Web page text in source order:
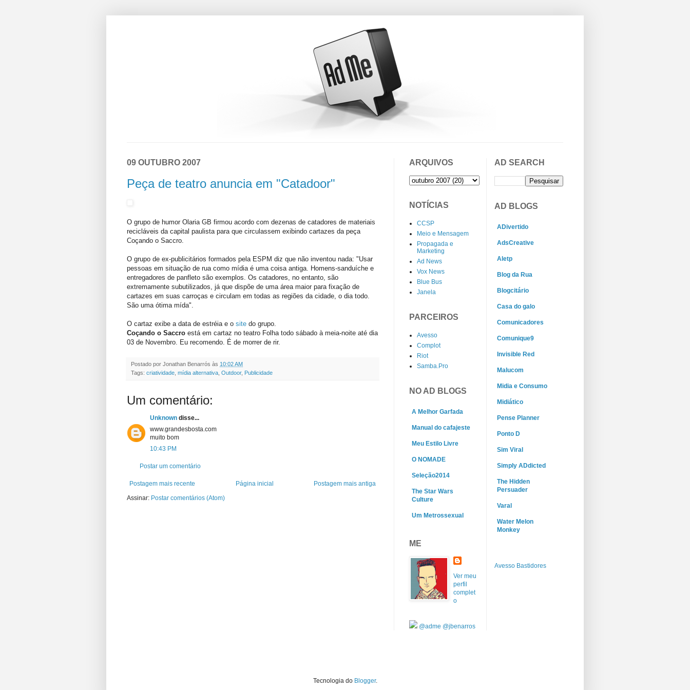
09 OUTUBRO 2007
Peça de teatro anuncia em "Catadoor"
O grupo de humor Olaria GB firmou acordo com dezenas de catadores de materiais
recicláveis da capital paulista para que circulassem exibindo cartazes da peça
Coçando o Saccro.
O grupo de ex-publicitários formados pela ESPM diz que não inventou nada: "Usar
pessoas em situação de rua como mídia é uma coisa antiga. Homens-sanduíche e
entregadores de panfleto são exemplos. Os catadores, no entanto, são
extremamente subutilizados, já que dispõe de uma área maior para fixação de
cartazes em suas carroças e circulam em todas as regiões da cidade, o dia todo.
São uma ótima mída".
O cartaz exibe a data de estréia e o site do grupo.
Coçando o Saccro está em cartaz no teatro Folha todo sábado à meia-noite até dia
03 de Novembro. Eu recomendo. É de morrer de rir.
Postado por Jonathan Benarrós às 10:02 AM
Tags: criatividade mídia alternativa Outdoor, Publicidade
Um comentário:
Unknown disse...
www.grandesbosta.com
muito bom
10:43 PM
Postar um comentário
Postagem mais recente Postagem mais antiga
Página inicial
Assinar: Postar comentários (Atom)
ARQUIVOS
NOTÍCIAS
CCSP
Meio e Mensagem
Propagada e
Marketing
Ad News
Vox News
Blue Bus
Janela
PARCEIROS
Avesso
Complot
Riot
Samba.Pro
NO AD BLOGS
A Melhor Garfada
Manual do cafajeste
Meu Estilo Livre
O NOMADE
Seleção2014
The Star Wars
Culture
Um Metrossexual
ME
Ver meu
perfil
complet
o
@adme @jbenarros
AD SEARCH
AD BLOGS
ADivertido
AdsCreative
Aletp
Blog da Rua
Blogcitário
Casa do galo
Comunicadores
Comunique9
Invisible Red
Malucom
Midia e Consumo
Midiático
Pense Planner
Ponto D
Sim Viral
Simply ADdicted
The Hidden
Persuader
Varal
Water Melon
Monkey
Avesso Bastidores
Tecnologia do Blogger.